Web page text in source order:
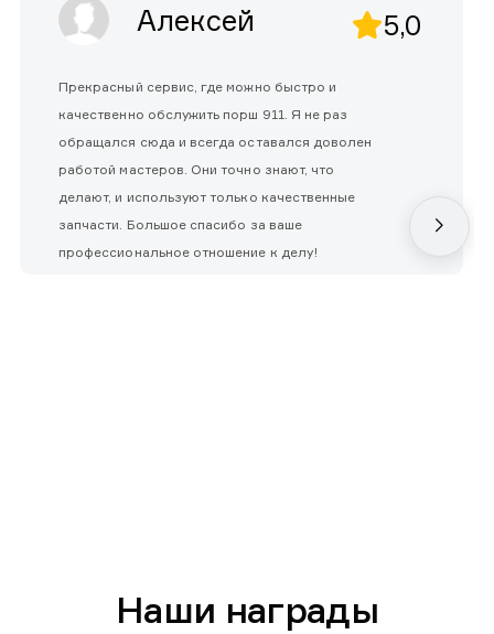
Алексей 5,0
Прекрасный сервис, где можно быстро и
качественно обслужить порш 911. Я не раз
обращался сюда и всегда оставался доволен
работой мастеров. Они точно знают, что
делают, и используют только качественные
запчасти. Большое спасибо за ваше
профессиональное отношение к делу!
Наши награды